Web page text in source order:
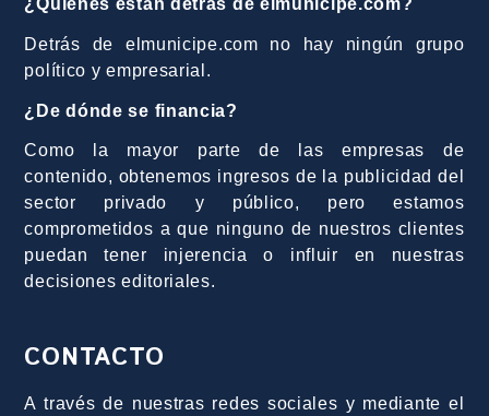
¿Quiénes están detrás de elmunicipe.com?
Detrás de elmunicipe.com no hay ningún grupo
político y empresarial.
¿De dónde se financia?
Como la mayor parte de las empresas de
contenido, obtenemos ingresos de la publicidad del
sector privado y público, pero estamos
comprometidos a que ninguno de nuestros clientes
puedan tener injerencia o influir en nuestras
decisiones editoriales.
CONTACTO
A través de nuestras redes sociales y mediante el